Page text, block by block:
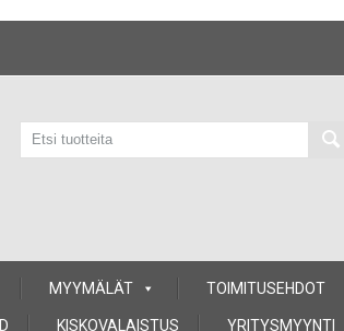
MYYMÄLÄT TOIMITUSEHDOT
KISKOVALAISTUS YRITYSMYYNTI